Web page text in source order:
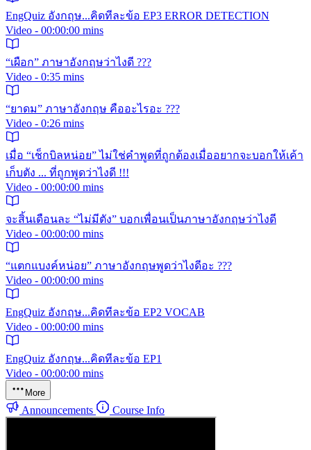
EngQuiz อังกฤษ...คิดทีละข้อ EP3 ERROR DETECTION
Video - 00:00:00 mins
“เผือก” ภาษาอังกฤษว่าไงดี ???
Video - 0:35 mins
“ยาดม” ภาษาอังกฤษ คืออะไรอะ ???
Video - 0:26 mins
เมื่อ “เช็กบิลหน่อย” ไม่ใช่คำพูดที่ถูกต้องเมื่ออยากจะบอกให้เค้า
เก็บตัง ... ที่ถูกพูดว่าไงดี !!!
Video - 00:00:00 mins
จะสิ้นเดือนละ “ไม่มีตัง” บอกเพื่อนเป็นภาษาอังกฤษว่าไงดี
Video - 00:00:00 mins
“แตกแบงค์หน่อย” ภาษาอังกฤษพูดว่าไงดีอะ ???
Video - 00:00:00 mins
EngQuiz อังกฤษ...คิดทีละข้อ EP2 VOCAB
Video - 00:00:00 mins
EngQuiz อังกฤษ...คิดทีละข้อ EP1
Video - 00:00:00 mins
More
Announcements Course Info